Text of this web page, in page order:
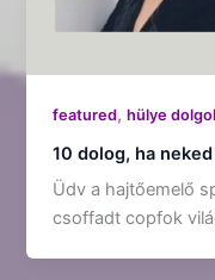
featured,hülye
10 dolog, ha
Üdv a hajtőemelő
csoffadt copfok